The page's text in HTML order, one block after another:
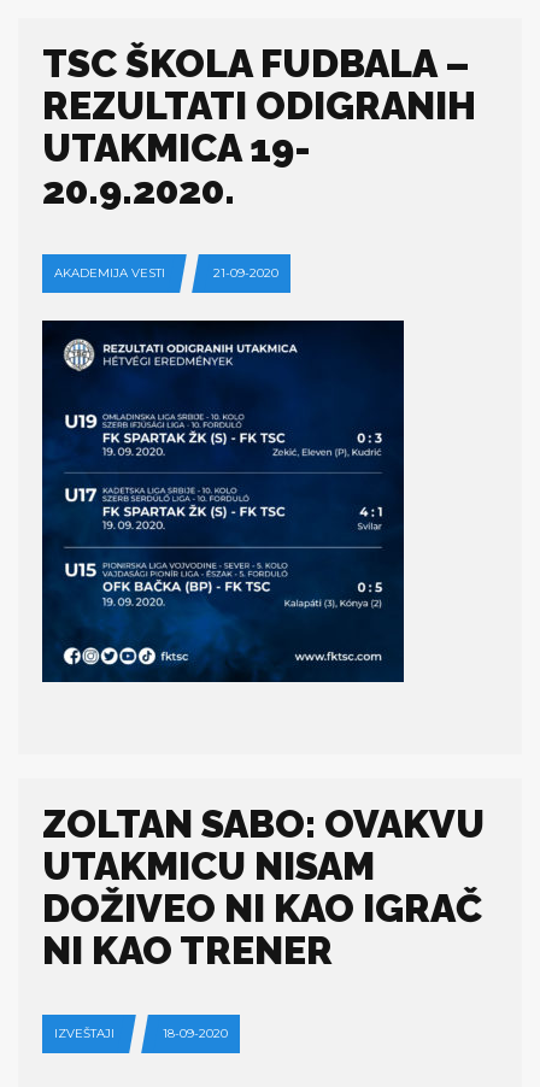
TSC ŠKOLA FUDBALA –
REZULTATI ODIGRANIH
UTAKMICA 19-
20.9.2020.
AKADEMIJA VESTI 21-09-2020
ZOLTAN SABO: OVAKVU
UTAKMICU NISAM
DOŽIVEO NI KAO IGRAČ
NI KAO TRENER
IZVEŠTAJI 18-09-2020